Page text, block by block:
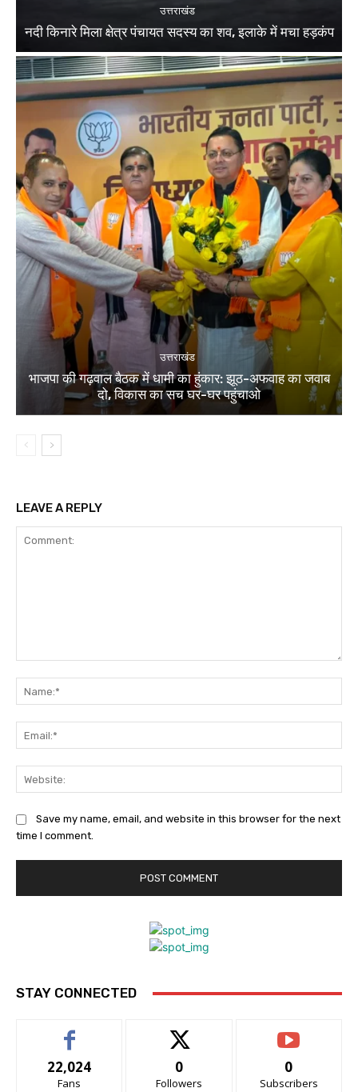
उत्तराखंड
नदी किनारे मिला क्षेत्र पंचायत सदस्य का शव, इलाके में मचा हड़कंप
उत्तराखंड
भाजपा की गढ़वाल बैठक में धामी का हुंकार: झूठ-अफवाह का जवाब
दो, विकास का सच घर-घर पहुंचाओ
LEAVE A REPLY
Save my name, email, and website in this browser for the next
time I comment.
STAY CONNECTED
22,024
Fans
0
Followers
0
Subscribers